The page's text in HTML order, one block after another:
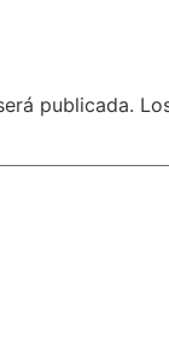
publicada.